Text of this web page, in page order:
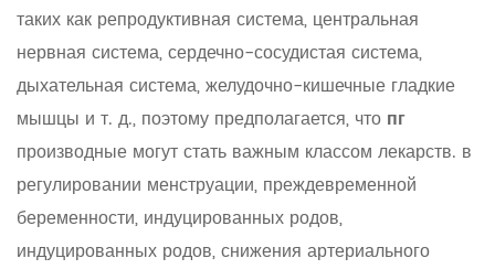
таких как репродуктивная система, центральная
нервная система, сердечно-сосудистая система,
дыхательная система, желудочно-кишечные гладкие
мышцы и т. д., поэтому предполагается, что пг
производные могут стать важным классом лекарств. в
регулировании менструации, преждевременной
беременности, индуцированных родов,
индуцированных родов, снижения артериального